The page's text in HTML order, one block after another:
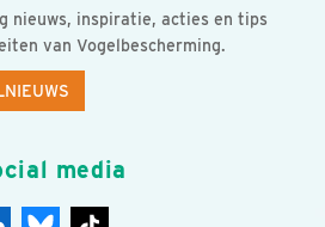
nieuws, inspiratie, acties en tips
van Vogelbescherming.
media